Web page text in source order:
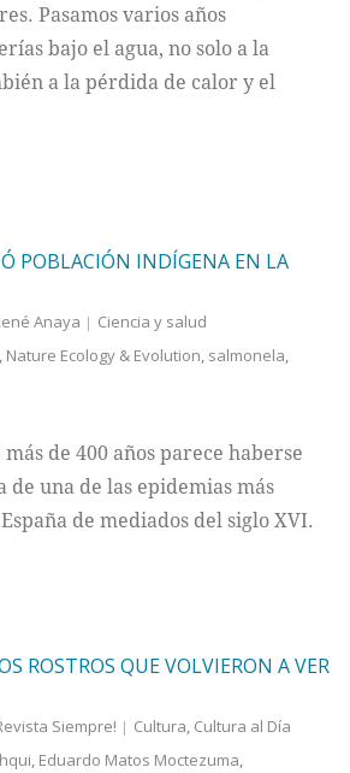
Pasamos varios años
bajo el agua, no solo a la
a la pérdida de calor y el
POBLACIÓN INDÍGENA EN LA
Anaya
Ciencia y salud
, Nature Ecology & Evolution, salmonela,
de 400 años parece haberse
de una de las epidemias más
de mediados del siglo XVI.
ROSTROS QUE VOLVIERON A VER
Siempre! Cultura, Cultura al Día
, Eduardo Matos Moctezuma,